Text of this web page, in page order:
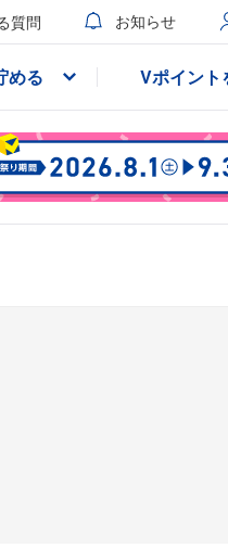
質問 お知らせ
める Vポイント